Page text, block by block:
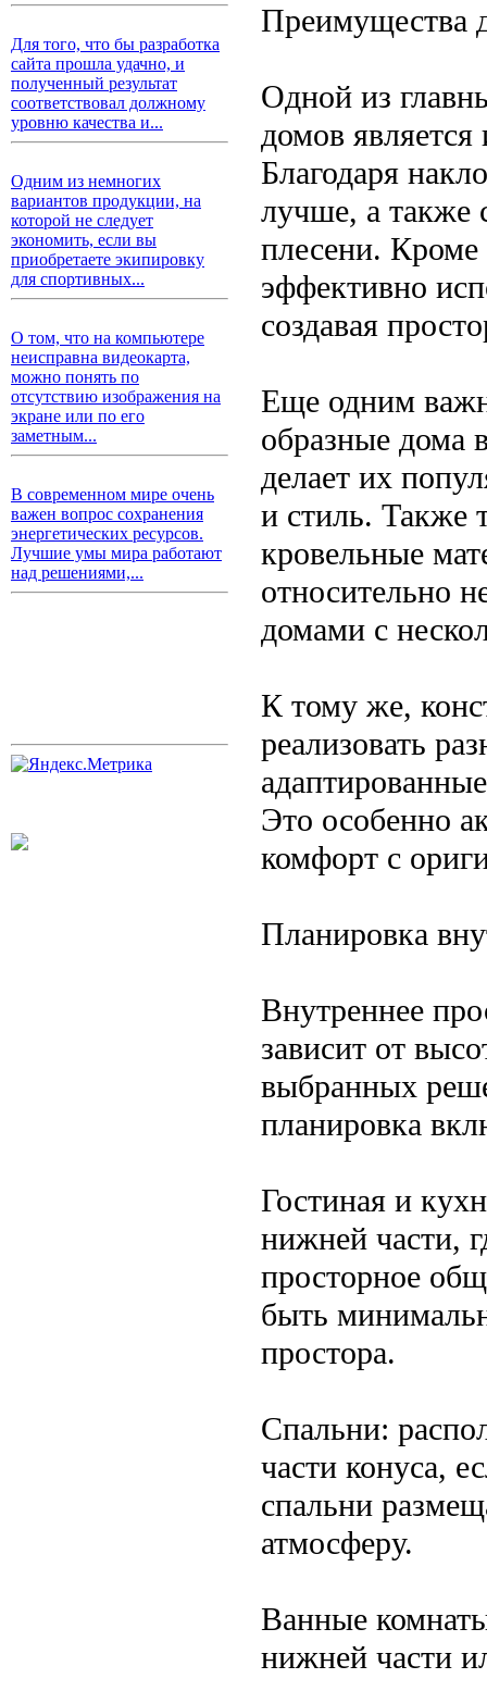
Для того, что бы разработка
сайта прошла удачно, и
полученный результат
соответствовал должному
уровню качества и...
Одним из немногих
вариантов продукции, на
которой не следует
экономить, если вы
приобретаете экипировку
для спортивных...
О том, что на компьютере
неисправна видеокарта,
можно понять по
отсутствию изображения на
экране или по его
заметным...
В современном мире очень
важен вопрос сохранения
энергетических ресурсов.
Лучшие умы мира работают
над решениями,...
Преимущества
Одной из
домов
Благодаря
лучше, а также
плесени. Кроме
эффективно
создавая
Еще одним
образные дома
делает их
и стиль. Также
кровельные
относительно
домами с
К тому же,
реализовать
Это особенно
комфорт с
Планировка
Внутреннее
зависит от
выбранных
планировка
Гостиная и
нижней части,
просторное
быть
простора.
Спальни:
части конуса,
спальни
атмосферу.
Ванные
нижней части